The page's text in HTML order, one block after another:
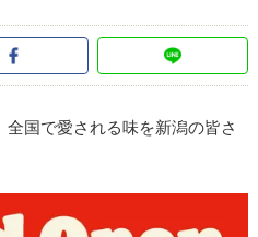
国で愛される味を新潟の皆さ